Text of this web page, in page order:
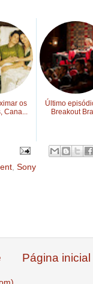
os
Último
Breakout
, Sony
Página inicial